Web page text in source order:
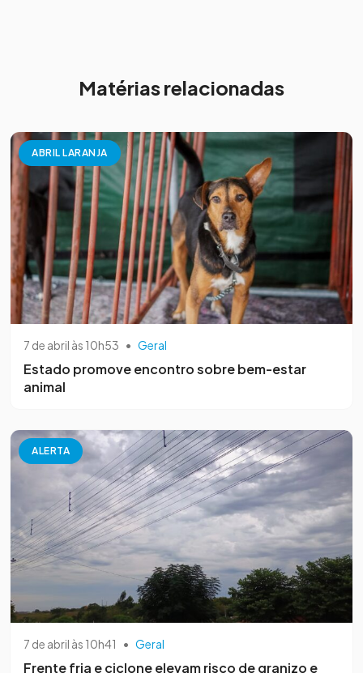
Matérias relacionadas
ABRIL LARANJA
7 de abril às 10h53 • Geral
Estado promove encontro sobre bem-estar
animal
ALERTA
7 de abril às 10h41 • Geral
Frente fria e ciclone elevam risco de granizo e